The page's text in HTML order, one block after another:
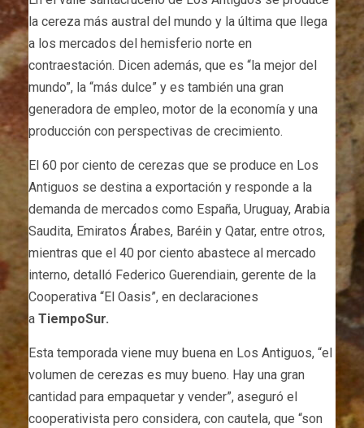
la cereza más austral del mundo y la última que llega
a los mercados del hemisferio norte en
contraestación. Dicen además, que es “la mejor del
mundo”, la “más dulce” y es también una gran
generadora de empleo, motor de la economía y una
producción con perspectivas de crecimiento.
El 60 por ciento de cerezas que se produce en Los
Antiguos se destina a exportación y responde a la
demanda de mercados como España, Uruguay, Arabia
Saudita, Emiratos Árabes, Baréin y Qatar, entre otros,
mientras que el 40 por ciento abastece al mercado
interno, detalló Federico Guerendiain, gerente de la
Cooperativa “El Oasis”, en declaraciones
a TiempoSur.
Esta temporada viene muy buena en Los Antiguos, “el
volumen de cerezas es muy bueno. Hay una gran
cantidad para empaquetar y vender”, aseguró el
cooperativista pero considera, con cautela, que “son